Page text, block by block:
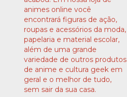
animes online você
encontrará figuras de ação,
roupas e acessórios da moda,
papelaria e material escolar,
além de uma grande
variedade de outros produtos
de anime e cultura geek em
geral e o melhor de tudo,
sem sair da sua casa.